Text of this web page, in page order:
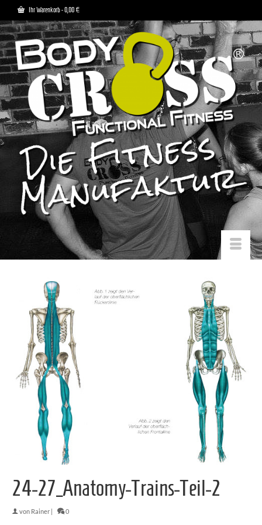
Ihr Warenkorb-0,00 €
24-27_Anatomy-Trains-Teil-2
von Rainer 0